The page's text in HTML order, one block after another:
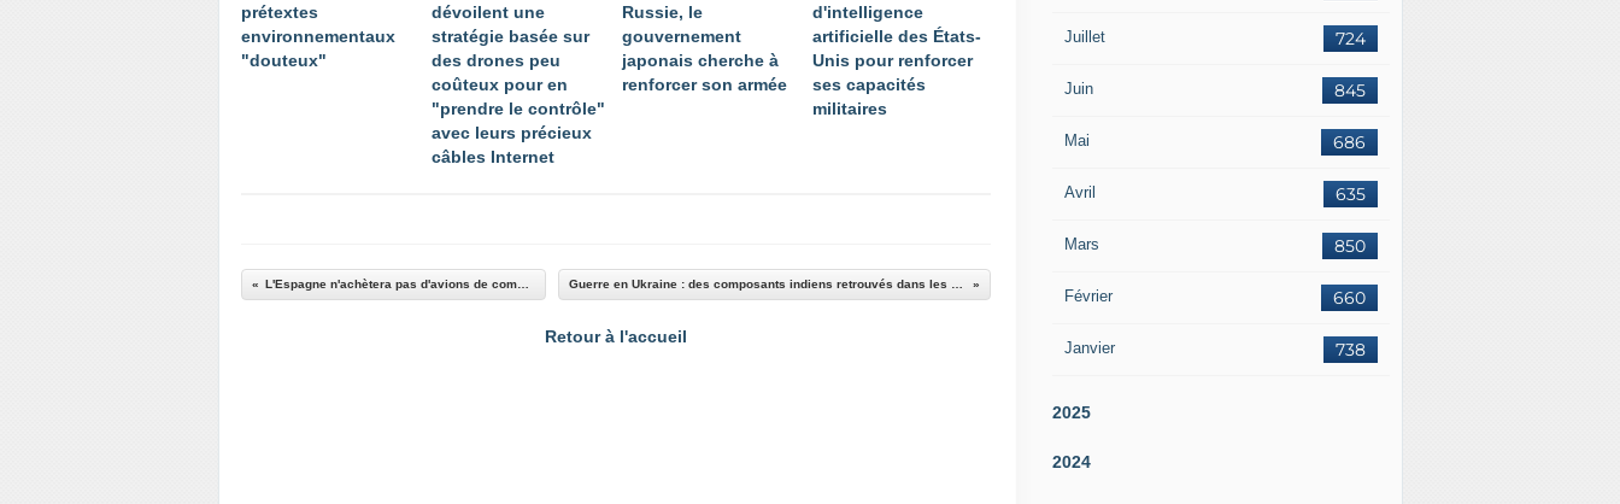
prétextes
environnementaux
"douteux"
dévoilent une
stratégie basée sur
des drones peu
coûteux pour en
"prendre le contrôle"
avec leurs précieux
câbles Internet
Russie, le
gouvernement
japonais cherche à
renforcer son armée
d'intelligence
artificielle des États-
Unis pour renforcer
ses capacités
militaires
Retour à l'accueil
Juillet 724
Juin 845
Mai 686
Avril 635
Mars 850
Février 660
Janvier 738
2025
2024